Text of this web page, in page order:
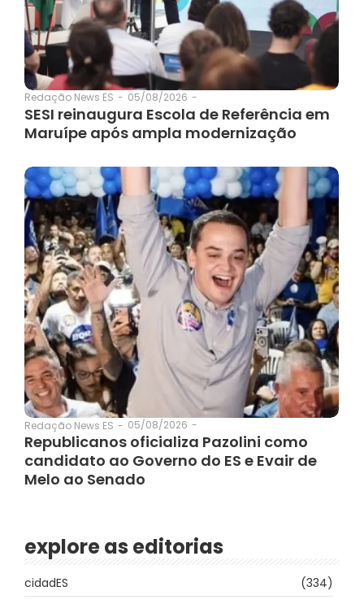
Redação News ES - 05/08/2026 -
SESI reinaugura Escola de Referência em
Maruípe após ampla modernização
Redação News ES - 05/08/2026 -
Republicanos oficializa Pazolini como
candidato ao Governo do ES e Evair de
Melo ao Senado
explore as editorias
cidadES
(334)